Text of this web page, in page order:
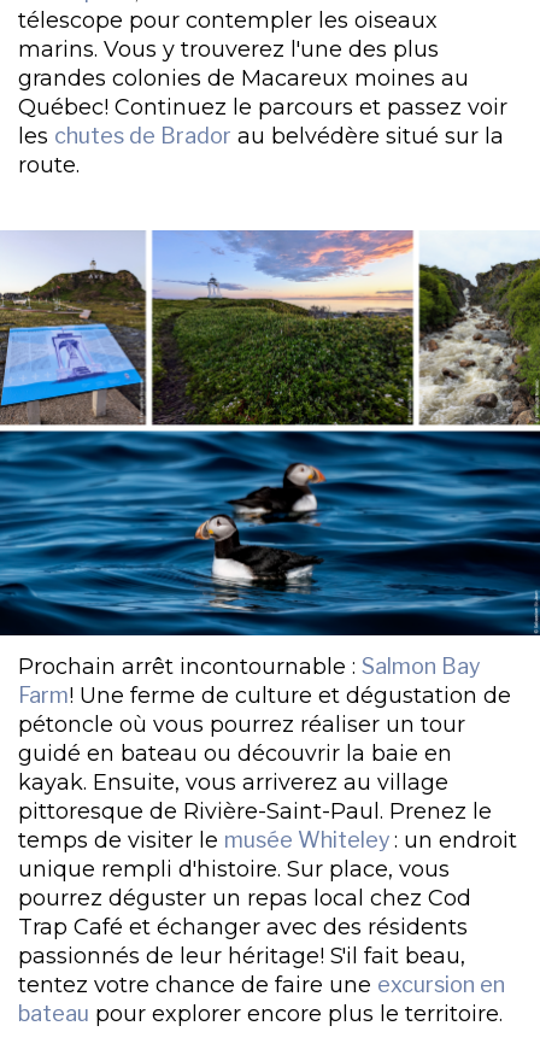
télescope pour contempler les oiseaux
marins. Vous y trouverez l'une des plus
grandes colonies de Macareux moines au
Québec! Continuez le parcours et passez voir
les chutes de Brador au belvédère situé sur la
route.
Prochain arrêt incontournable : Salmon Bay
Farm! Une ferme de culture et dégustation de
pétoncle où vous pourrez réaliser un tour
guidé en bateau ou découvrir la baie en
kayak. Ensuite, vous arriverez au village
pittoresque de Rivière-Saint-Paul. Prenez le
temps de visiter le musée Whiteley: un endroit
unique rempli d'histoire. Sur place, vous
pourrez déguster un repas local chez Cod
Trap Café et échanger avec des résidents
passionnés de leur héritage! S'il fait beau,
tentez votre chance de faire une excursion en
bateau pour explorer encore plus le territoire.